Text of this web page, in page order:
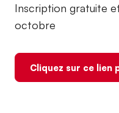
Inscription gratuite
octobre
Cliquez sur ce lien